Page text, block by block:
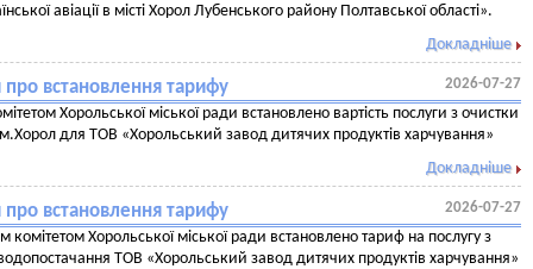
авіації в місті Хорол Лубенського району Полтавської області».
Докладніше
встановлення тарифу 2026-07-27
Хорольської міської ради встановлено вартість послуги з очистки
для ТОВ «Хорольський завод дитячих продуктів харчування»
Докладніше
встановлення тарифу 2026-07-27
комітетом Хорольської міської ради встановлено тариф на послугу з
ТОВ «Хорольський завод дитячих продуктів харчування»